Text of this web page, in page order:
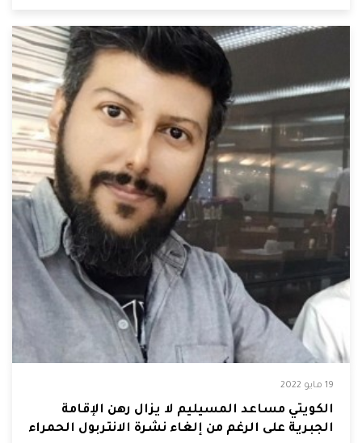
19 مايو 2022
الكويتي مساعد المسيليم لا يزال رهن الإقامة
الجبرية على الرغم من إلغاء نشرة الانتربول الحمراء